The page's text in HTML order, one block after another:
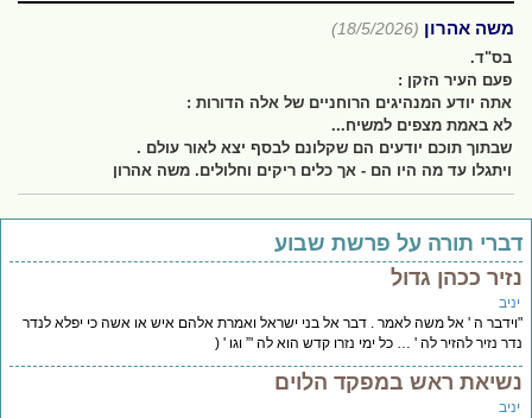
משה אהרון (18/5/2026)
בס"ד.
פעם העיר הזקן :
אתה יודע המנהיגים הרוחניים של אלה הדורות :
לא באמת מצפים למשיח...
שבתוך תוכם יודעים הם שקלונם לבסף יצא לאור עולם .
ויתגלו עד מה היו הם - אך כלים ריקים וחלולים. משה אהרון
תורה על פרשת שבוע
ככהן גדול
ה ' אל משה לאמר . דבר אל בני ישראל ואמרת אלהם איש או אשה כי יפלא לנדר
נזיר להזיר לה ' … כל ימי נזרו קדש הוא לה '” וגו ' (
ראש במפקד הלוים